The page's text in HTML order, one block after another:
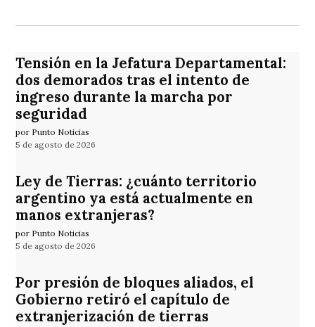
Tensión en la Jefatura Departamental:
dos demorados tras el intento de
ingreso durante la marcha por
seguridad
por Punto Noticias
5 de agosto de 2026
Ley de Tierras: ¿cuánto territorio
argentino ya está actualmente en
manos extranjeras?
por Punto Noticias
5 de agosto de 2026
Por presión de bloques aliados, el
Gobierno retiró el capítulo de
extranjerización de tierras